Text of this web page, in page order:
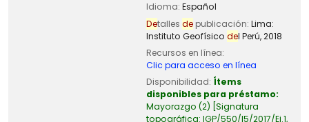
Idioma: Español
Detalles depublicación: Lima:
Instituto Geofísico del Perú,2018
Recursos en línea:
Clic para acceso en línea
Disponibilidad: Ítems
disponibles para préstamo:
Mayorazgo (2) Signatura
topográfica: IGP/550/I5/2017/Ej.1,